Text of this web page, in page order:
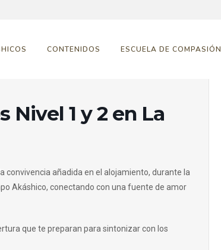
CONTENIDOS ESCUELA DE COMPASIÓN
Nivel 1 y 2 en La
convivencia añadida en el alojamiento, durante la
Akáshico, conectando con una fuente de amor
que te preparan para sintonizar con los